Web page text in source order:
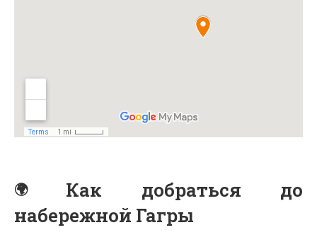
Как добраться до
набережной Гагры